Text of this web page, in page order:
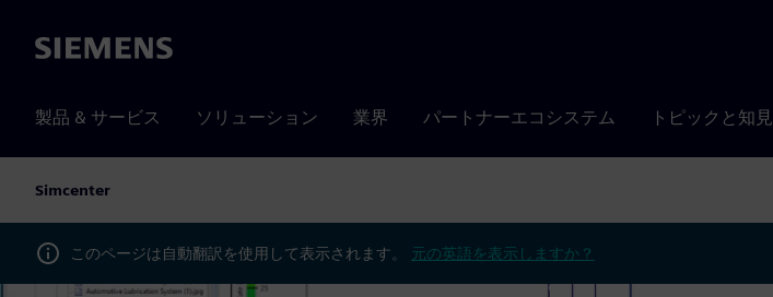
Siemens
製品 & サービス ソリューション 業界 パートナーエコシステム トピックと知見
Simcenter
このページは自動翻訳を使用して表示されます。 元の英語を表示しますか？